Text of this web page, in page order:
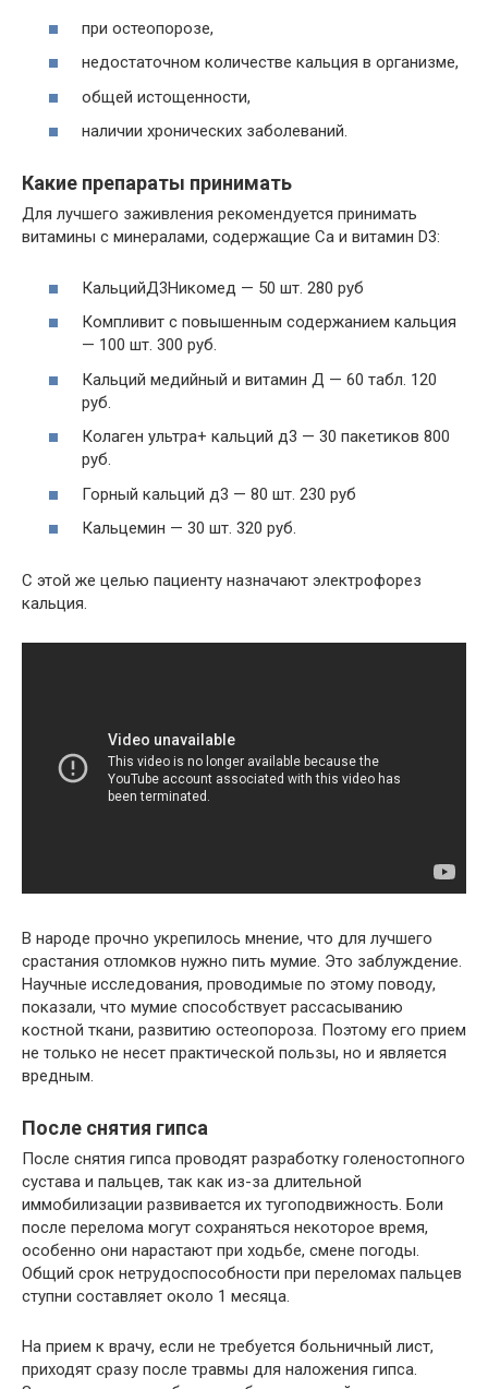
при остеопорозе,
недостаточном количестве кальция в организме,
общей истощенности,
наличии хронических заболеваний.
Какие препараты принимать
Для лучшего заживления рекомендуется принимать
витамины с минералами, содержащие Са и витамин D3:
КальцийД3Никомед — 50 шт. 280 руб
Компливит с повышенным содержанием кальция
— 100 шт. 300 руб.
Кальций медийный и витамин Д — 60 табл. 120
руб.
Колаген ультра+ кальций д3 — 30 пакетиков 800
руб.
Горный кальций д3 — 80 шт. 230 руб
Кальцемин — 30 шт. 320 руб.
С этой же целью пациенту назначают электрофорез
кальция.
В народе прочно укрепилось мнение, что для лучшего
срастания отломков нужно пить мумие. Это заблуждение.
Научные исследования, проводимые по этому поводу,
показали, что мумие способствует рассасыванию
костной ткани, развитию остеопороза. Поэтому его прием
не только не несет практической пользы, но и является
вредным.
После снятия гипса
После снятия гипса проводят разработку голеностопного
сустава и пальцев, так как из-за длительной
иммобилизации развивается их тугоподвижность. Боли
после перелома могут сохраняться некоторое время,
особенно они нарастают при ходьбе, смене погоды.
Общий срок нетрудоспособности при переломах пальцев
ступни составляет около 1 месяца.
На прием к врачу, если не требуется больничный лист,
приходят сразу после травмы для наложения гипса.